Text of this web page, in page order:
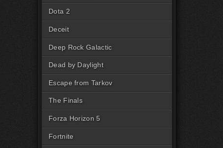
Dota 2
Deceit
Deep Rock Galactic
Dead by Daylight
Escape from Tarkov
The Finals
Forza Horizon 5
Fortnite